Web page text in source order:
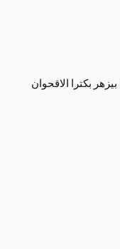
بكترا الاقحوان